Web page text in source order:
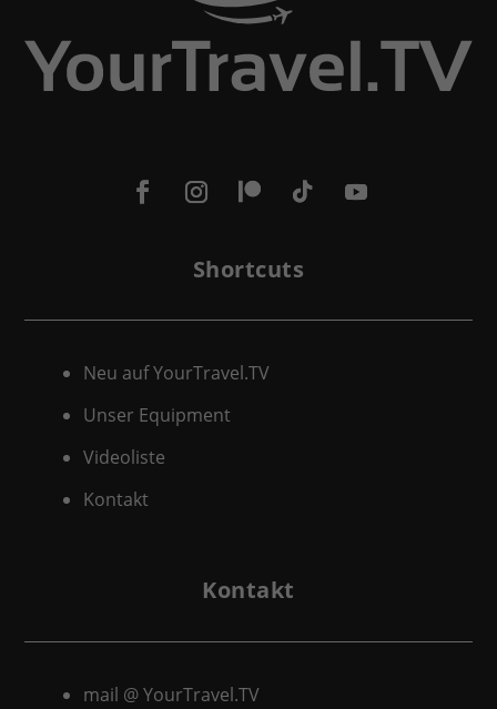
Shortcuts
Neu auf YourTravel.TV
Unser Equipment
Videoliste
Kontakt
Kontakt
mail @ YourTravel.TV